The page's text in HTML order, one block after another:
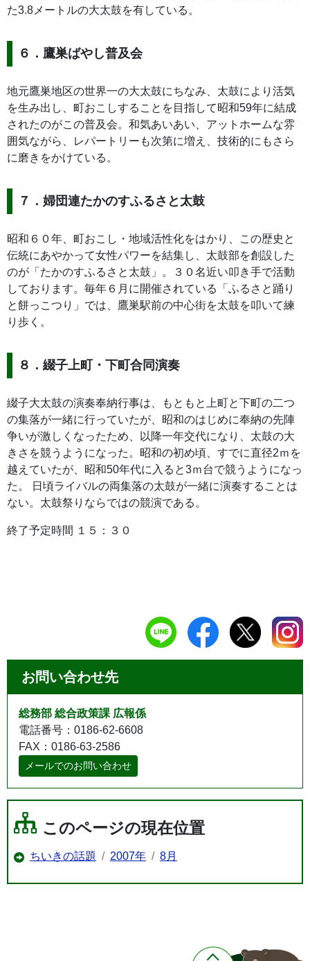
た3.8メートルの大太鼓を有している。
６．鷹巣ばやし普及会
地元鷹巣地区の世界一の大太鼓にちなみ、太鼓により活気
を生み出し、町おこしすることを目指して昭和59年に結成
されたのがこの普及会。和気あいあい、アットホームな雰
囲気ながら、レパートリーも次第に増え、技術的にもさら
に磨きをかけている。
７．婦団連たかのすふるさと太鼓
昭和６０年、町おこし・地域活性化をはかり、この歴史と
伝統にあやかって女性パワーを結集し、太鼓部を創設した
のが「たかのすふるさと太鼓」。３０名近い叩き手で活動
しております。毎年６月に開催されている「ふるさと踊り
と餅っこつり」では、鷹巣駅前の中心街を太鼓を叩いて練
り歩く。
８．綴子上町・下町合同演奏
綴子大太鼓の演奏奉納行事は、もともと上町と下町の二つ
の集落が一緒に行っていたが、昭和のはじめに奉納の先陣
争いが激しくなったため、以降一年交代になり、太鼓の大
きさを競うようになった。昭和の初め頃、すでに直径2ｍを
越えていたが、昭和50年代に入ると3ｍ台で競うようになっ
た。 日頃ライバルの両集落の太鼓が一緒に演奏することは
ない。太鼓祭りならではの競演である。
終了予定時間 １５：３０
お問い合わせ先
総務部 総合政策課 広報係
電話番号：0186-62-6608
FAX：0186-63-2586
メールでのお問い合わせ
このページの現在位置
ちいきの話題 2007年 8月